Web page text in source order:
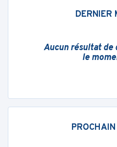
DERNIER
Aucun résultat de
le